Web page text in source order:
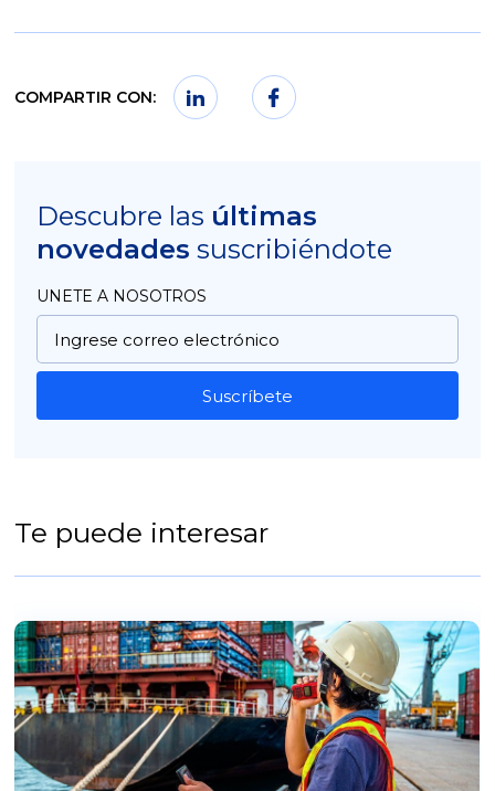
COMPARTIR CON:
Descubre las últimas
novedades suscribiéndote
UNETE A NOSOTROS
Suscríbete
Te puede interesar